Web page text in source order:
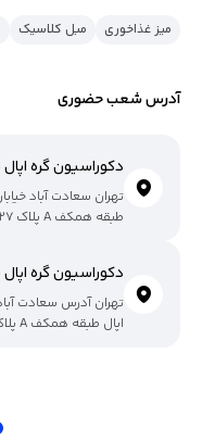
میز غذاخوری مبل کلاسیک
آدرس شعب حضوری
دکوراسیون گره
تهران سعادت آباد
طبقه همکف A پلاک 27
دکوراسیون گره
تهران آدرس سعادت
اپال طبقه همکف A پلاک 26